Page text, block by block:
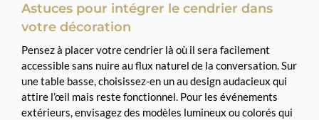
Astuces pour intégrer le cendrier dans
votre décoration
Pensez à placer votre cendrier là où il sera facilement
accessible sans nuire au flux naturel de la conversation. Sur
une table basse, choisissez-en un au design audacieux qui
attire l’œil mais reste fonctionnel. Pour les événements
extérieurs, envisagez des modèles lumineux ou colorés qui